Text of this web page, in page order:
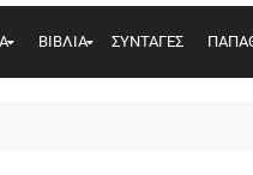
ΒΙΒΛΙΑ ΣΥΝΤΑΓΕΣ